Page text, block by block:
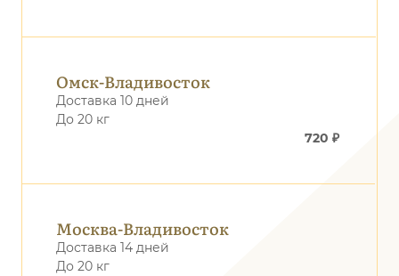
Омск-Владивосток
Доставка 10 дней
До 20 кг
720 ₽
Москва-Владивосток
Доставка 14 дней
До 20 кг